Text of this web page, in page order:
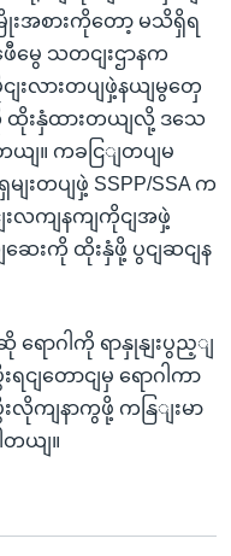
းအစားကိုတော့ မသိရှိရ
ေီမွေ သတငျးဌာနက
ျးလားတပျဖှဲ့နယျမွတှေ
ထိုးနှံထားတယျလို့ ဒသေ
ယျ။ ကခငြျတပျမ
ျးတပျဖှဲ့ SSPP/SSA က
းလကျနကျကိုငျအဖှဲ့
းကို ထိုးနှံဖို့ ပွငျဆငျန
ာဂါကို ရာနှုနျးပွည့ျ
ျတောငျမှ ရောဂါကာ
လိုကျနာကွဖို့ ကနြျးမာ
တယျ။